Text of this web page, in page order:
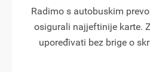
Radimo s autobuskim
osigurali najjeftinije karte.
upoređivati bez brige o